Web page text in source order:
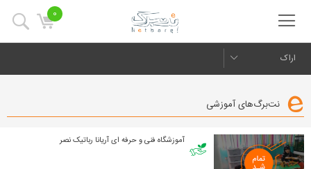
0
اراک
نت‌برگ‌های آموزشی
آموزشگاه فنی و حرفه ای آریانا رباتیک نصر